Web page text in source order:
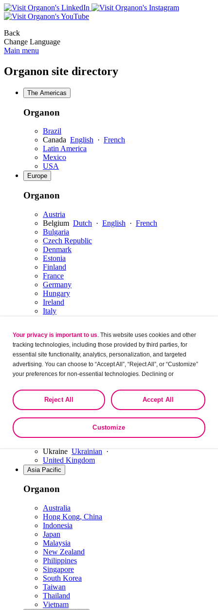
Opens
Opens
Opens
Back
Change Language
Main menu
Organon site directory
The Americas
Organon
Brazil
Canada English · French
Latin America
Mexico
USA
Europe
Organon
Austria
Belgium Dutch · English · French
Bulgaria
Czech Republic
Denmark
Estonia
Finland
France
Germany
Hungary
Ireland
Italy
Luxembourg English · French
Netherlands Dutch · English
Norway
Poland
Portugal
Russia
Serbia
Slovakia
Slovenia
Ukraine Ukrainian ·
United Kingdom
Asia Pacific
Organon
Australia
Hong Kong, China
Indonesia
Japan
Malaysia
New Zealand
Philippines
Singapore
South Korea
Taiwan
Thailand
Vietnam
Your privacy is important to us . This website uses cookies and other
tracking technologies, including those provided by third parties, for
essential site functionality, analytics, personalization, and targeted
advertising. You can choose to “Accept All”, “Reject All”, or “Customize”
your preferences for non-essential technologies. Declining or
the collection, use, storage, and disclosure of your data in other contexts
as described in the terms of our
Privacy Policy Accept All
Reject All
Customize